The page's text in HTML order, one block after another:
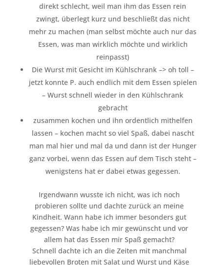
direkt schlecht, weil man ihm das Essen rein
zwingt, überlegt kurz und beschließt das nicht
mehr zu machen (man selbst möchte auch nur das
Essen, was man wirklich möchte und wirklich
reinpasst)
Die Wurst mit Gesicht im Kühlschrank –> oh toll –
jetzt konnte P. auch endlich mit dem Essen spielen
– Wurst schnell wieder in den Kühlschrank
gebracht
zusammen kochen und ihn ordentlich mithelfen
lassen – kochen macht so viel Spaß, dabei nascht
man mal hier und mal da und dann ist der Hunger
ganz vorbei, wenn das Essen auf dem Tisch steht –
wenigstens hat er dabei etwas gegessen.
Irgendwann wusste ich nicht, was ich noch
probieren sollte und dachte zurück an meine
Kindheit. Wann habe ich immer besonders gut
gegessen? Was habe ich mir gewünscht und vor
allem hat das Essen mir Spaß gemacht?
Schnell dachte ich an die Zeiten mit manchmal
liebevollen Broten mit Salat und Wurst und Käse